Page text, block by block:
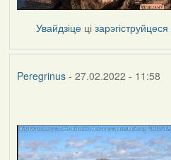
Увайдзіце цізарэгіструйцеся
Peregrinus- 27.02.2022 - 11:58